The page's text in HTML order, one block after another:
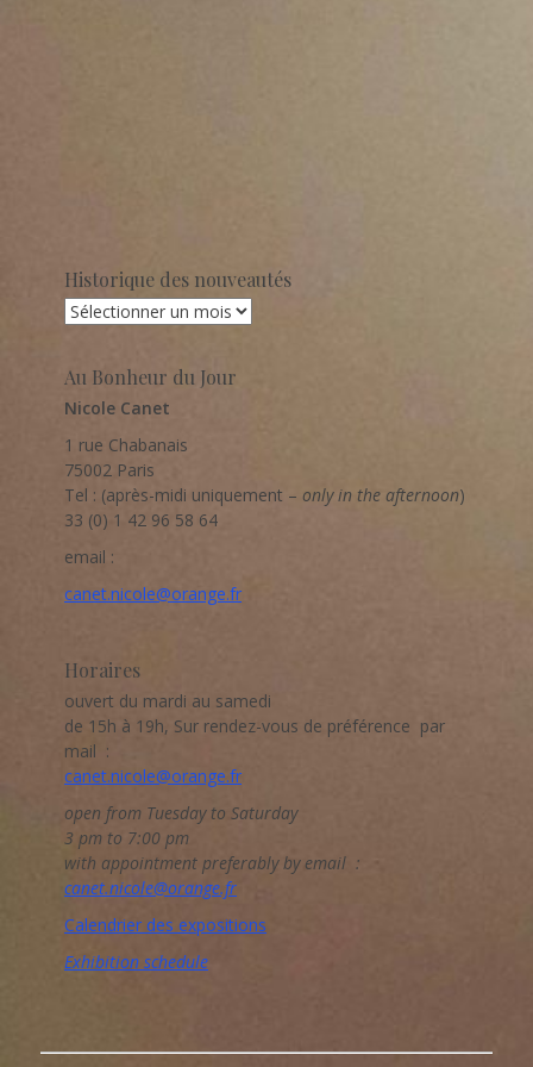
Historique des nouveautés
Historique
Au Bonheur du Jour
Nicole Canet
1 rue Chabanais
75002 Paris
Tel : (après-midi uniquement – only in the afternoon)
33 (0) 1 42 96 58 64
email :
canet.nicole@orange.fr
Horaires
ouvert du mardi au samedi
de 15h à 19h, Sur rendez-vous de préférence par
mail :
canet.nicole@orange.fr
open from Tuesday to Saturday
3 pm to 7:00 pm
with appointment preferably by email :
canet.nicole@orange.fr
Calendrier des expositions
Exhibition schedule